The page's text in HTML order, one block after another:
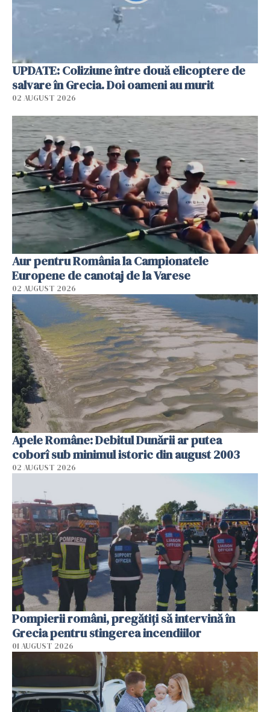
UPDATE: Coliziune între două elicoptere de
salvare în Grecia. Doi oameni au murit
02 AUGUST 2026
Aur pentru România la Campionatele
Europene de canotaj de la Varese
02 AUGUST 2026
Apele Române: Debitul Dunării ar putea
coborî sub minimul istoric din august 2003
02 AUGUST 2026
Pompierii români, pregătiţi să intervină în
Grecia pentru stingerea incendiilor
01 AUGUST 2026